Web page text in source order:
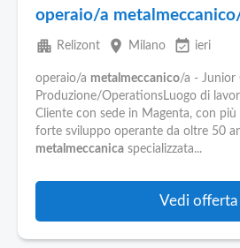
operaio/a
apartment Relizont place Milano event_available ieri
operaio/a metalmeccanico/a - Junior
Produzione/OperationsLuogo di
Cliente con sede in Magenta, con
forte sviluppo operante da oltre 50
metalmeccanica specializzata...
Vedi offerta